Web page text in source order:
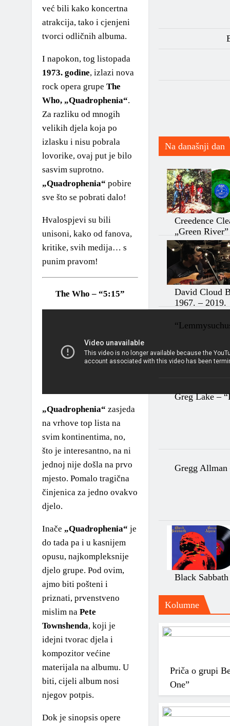
*1970-1980*
1960 – 1970
1950 – 1960
… – 1950
Autori
već bili kako koncertna
atrakcija, tako i cjenjeni
tvorci odličnih albuma.
I napokon, tog listopada
1973. godine, izlazi nova
rock opera grupe The
Who, „Quadrophenia“.
Za razliku od mnogih
velikih djela koja po
izlasku i nisu pobrala
lovorike, ovaj put je bilo
sasvim suprotno.
„Quadrophenia“ pobire
sve što se pobrati dalo!
Hvalospjevi su bili
unisoni, kako od fanova,
kritike, svih medija… s
punim pravom!
The Who – “5:15”
„Quadrophenia“ zasjeda
na vrhove top lista na
svim kontinentima, no,
što je interesantno, na ni
jednoj nije došla na prvo
mjesto. Pomalo tragična
činjenica za jedno ovakvo
djelo.
Inače „Quadrophenia“ je
do tada pa i u kasnijem
opusu, najkompleksnije
djelo grupe. Pod ovim,
ajmo biti pošteni i
priznati, prvenstveno
mislim na Pete
Townshenda, koji je
idejni tvorac djela i
kompozitor većine
materijala na albumu. U
biti, cijeli album nosi
njegov potpis.
Dok je sinopsis opere
Na današnji dan
Creedence
„Green River”
David Cloud
1967. – 2019.
Greg Lake –
Gregg Allman
Black
Kolumne
Priča o grupi
One”